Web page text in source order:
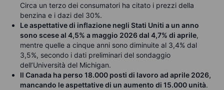
Circa un terzo dei consumatori ha citato i prezzi della
benzina e i dazi del 30%.
Le aspettative di inflazione negli Stati Uniti a un anno
sono scese al 4,5% a maggio 2026 dal 4,7% di aprile,
mentre quelle a cinque anni sono diminuite al 3,4% dal
3,5%, secondo i dati preliminari del sondaggio
dell’Università del Michigan.
Il Canada ha perso 18.000 posti di lavoro ad aprile 2026,
mancando le aspettative di un aumento di 15.000 unità.